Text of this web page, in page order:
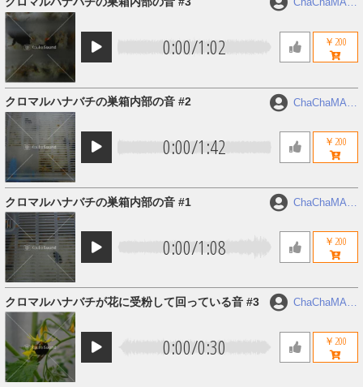
0:00/1:02 ￥200
0:00/1:42
クロマルハナバチの巣箱内部の音 #2
ChaChaMAR
￥200
0:00/1:08
クロマルハナバチの巣箱内部の音 #1
ChaChaMAR
￥200
0:00/0:30
クロマルハナバチが花に受粉して回っている音 #3
ChaChaMAR
￥200